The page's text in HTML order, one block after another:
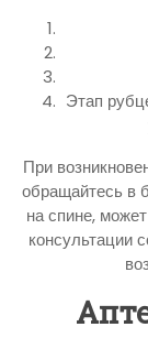
Этап
При
обращайтесь в
на спине,
консультации